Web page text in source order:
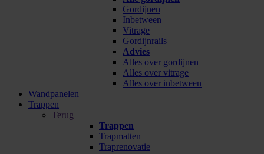
Gordijnen
Inbetween
Vitrage
Gordijnrails
Advies
Alles over gordijnen
Alles over vitrage
Alles over inbetween
Wandpanelen
Trappen
Terug
Trappen
Trapmatten
Traprenovatie